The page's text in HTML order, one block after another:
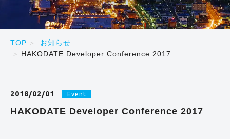
TOP
お知らせ
HAKODATE Developer Conference 2017
2018/02/01 Event
HAKODATE Developer Conference 2017